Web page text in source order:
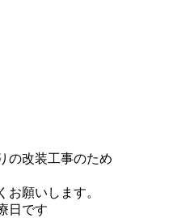
の改装工事のため
お願いします。
日です